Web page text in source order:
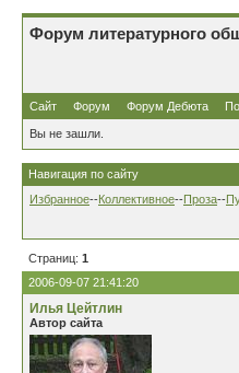
Форум литературного
Сайт Форум Форум Дебюта
Вы не зашли.
Навигация по сайту
Избранное--Коллективное--Проза--
Страниц: 1
2006-09-07 21:41:20
Илья Цейтлин
Автор сайта